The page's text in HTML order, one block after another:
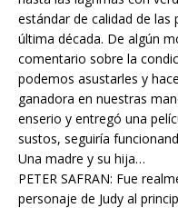
estándar de calidad de las
última década. De algún
comentario sobre la
podemos asustarles y
ganadora en nuestras
enserio y entregó una
sustos, seguiría
Una madre y su hija…
PETER SAFRAN: Fue
personaje de Judy al